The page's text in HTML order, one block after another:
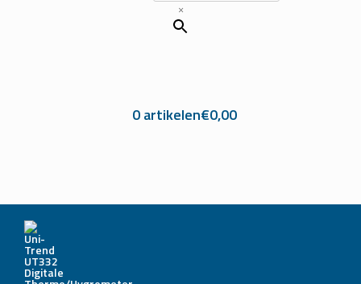
×
0 artikelen€0,00